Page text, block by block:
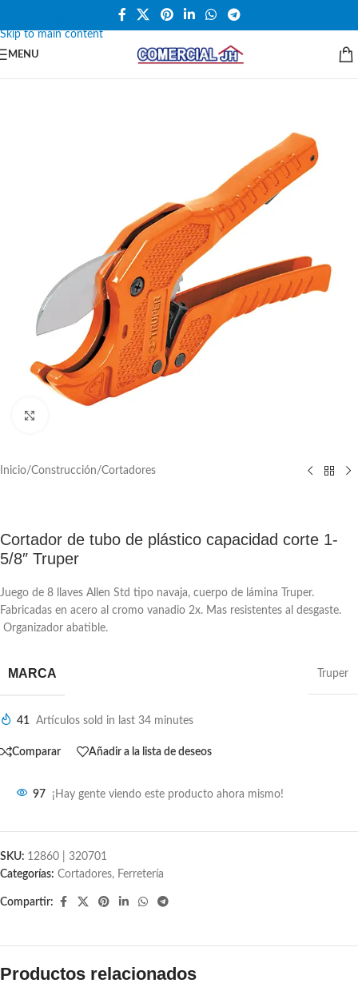
Skip to main content
MENU
Inicio/Construcción/Cortadores
Cortador de tubo de plástico capacidad corte 1-
5/8″ Truper
Juego de 8 llaves Allen Std tipo navaja, cuerpo de lámina Truper.
Fabricadas en acero al cromo vanadio 2x. Mas resistentes al desgaste.
Organizador abatible.
MARCA Truper
41 Artículos sold in last 34 minutes
Comparar Añadir a la lista de deseos
97 ¡Hay gente viendo este producto ahora mismo!
SKU: 12860 | 320701
Categorías: Cortadores, Ferretería
Compartir:
Productos relacionados